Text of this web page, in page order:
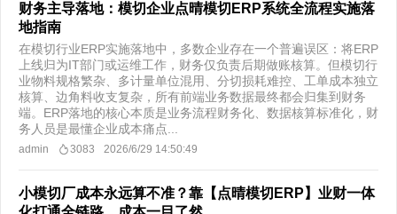
财务主导落地：模切企业点晴模切ERP系统全流程实施落
地指南
在模切行业ERP实施落地中，多数企业存在一个普遍误区：将ERP
上线归为IT部门或运维工作，财务仅负责后期做账核算。但模切行
业物料规格繁杂、多计量单位混用、分切损耗难控、工单成本独立
核算、边角料收支复杂，所有前端业务数据最终都会归集到财务
端。ERP落地的核心本质是业务流程财务化、数据核算标准化，财
务人员是最懂企业成本痛点...
admin 3083 2026/6/29 14:50:49
小模切厂成本永远算不准？靠【点晴模切ERP】业财一体